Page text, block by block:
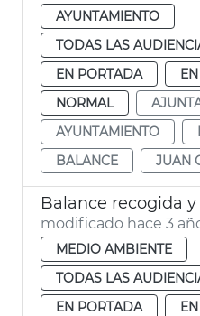
AYUNTAMIENTO
TODAS LAS
EN PORTADA
NORMAL
AYUNTAMIENTO
BALANCE
JUAN
Balance recogida
modificado hace 3
MEDIO AMBIENTE
TODAS LAS
EN PORTADA